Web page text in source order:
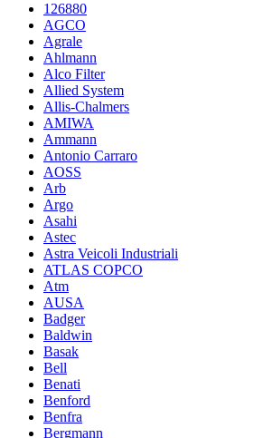
126880
AGCO
Agrale
Ahlmann
Alco Filter
Allied System
Allis-Chalmers
AMIWA
Ammann
Antonio Carraro
AOSS
Arb
Argo
Asahi
Astec
Astra Veicoli Industriali
ATLAS COPCO
Atm
AUSA
Badger
Baldwin
Basak
Bell
Benati
Benford
Benfra
Bergmann